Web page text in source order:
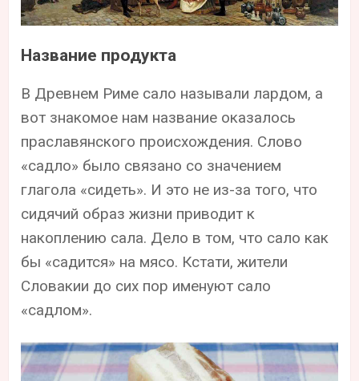
Название продукта
В Древнем Риме сало называли лардом, а
вот знакомое нам название оказалось
праславянского происхождения. Слово
«садло» было связано со значением
глагола «сидеть». И это не из-за того, что
сидячий образ жизни приводит к
накоплению сала. Дело в том, что сало как
бы «садится» на мясо. Кстати, жители
Словакии до сих пор именуют сало
«садлом».